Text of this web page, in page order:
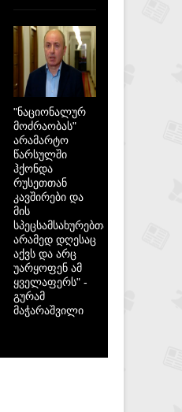
"ნაციონალურ
მოძრაობას"
არამარტო
წარსულში
ჰქონდა
რუსეთთან
კავშირები და
მის
სპეცსამსახურებთან,
არამედ დღესაც
აქვს და არც
უარყოფენ ამ
ყველაფერს" -
გურამ
მაჭარაშვილი